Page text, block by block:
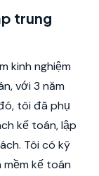
trung
kinh nghiệm
với 3 năm
tôi đã phụ
kế toán, lập
Tôi có kỹ
kế toán